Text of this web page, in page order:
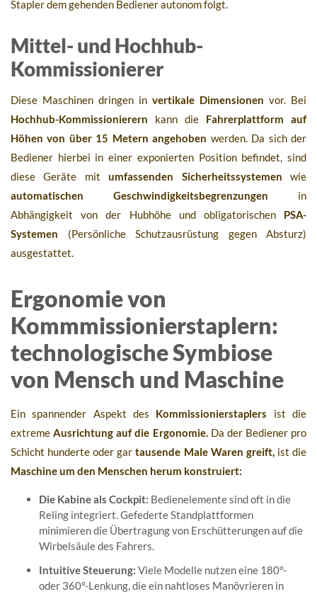
Stapler dem gehenden Bediener autonom folgt.
Mittel- und Hochhub-
Kommissionierer
Diese Maschinen dringen in vertikale Dimensionen vor. Bei
Hochhub-Kommissionierern kann die Fahrerplattform auf
Höhen von über 15 Metern angehoben werden. Da sich der
Bediener hierbei in einer exponierten Position befindet, sind
diese Geräte mitumfassenden Sicherheitssystemen wie
automatischen Geschwindigkeitsbegrenzungen in
Abhängigkeit von der Hubhöhe und obligatorischen PSA-
Systemen (Persönliche Schutzausrüstung gegen Absturz)
ausgestattet.
Ergonomie von
Kommmissionierstaplern:
technologische Symbiose
von Mensch und Maschine
Ein spannender Aspekt des Kommissionierstaplers ist die
extremeAusrichtung auf die Ergonomie.Da der Bediener pro
Schicht hunderte oder gartausende Male Waren greift,ist die
Maschine um den Menschen herum konstruiert:
Die Kabine als Cockpit: Bedienelemente sind oft in die
Reling integriert. Gefederte Standplattformen
minimieren die Übertragung von Erschütterungen auf die
Wirbelsäule des Fahrers.
Intuitive Steuerung: Viele Modelle nutzen eine 180°-
oder 360°-Lenkung, die ein nahtloses Manövrieren in